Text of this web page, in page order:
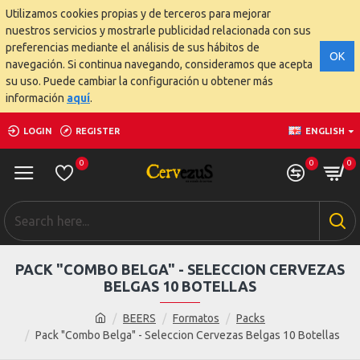
Utilizamos cookies propias y de terceros para mejorar
nuestros servicios y mostrarle publicidad relacionada con sus
preferencias mediante el análisis de sus hábitos de
navegación. Si continua navegando, consideramos que acepta
su uso. Puede cambiar la configuración u obtener más
información aquí.
OK
LOGIN REGISTER ENGLISH
0 0 0
BEERS Formatos
Packs
Pack "Combo Belga" - Seleccion Cervezas Belgas 10 Botellas
PACK "COMBO BELGA" - SELECCION CERVEZAS
BELGAS 10 BOTELLAS